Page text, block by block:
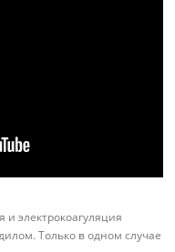
электрокоагуляция
Только в одном случае